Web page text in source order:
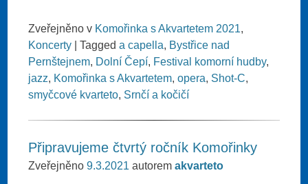
Zveřejněno v Komořinka s Akvartetem 2021,
Koncerty
|Taggeda capella, Bystřice nad
Pernštejnem, Dolní Čepí, Festival komorní hudby,
jazz, Komořinka s Akvartetem,opera, Shot-C,
smyčcové kvarteto, Srnčí a kočičí
Připravujeme čtvrtý ročník Komořinky
Zveřejněno9.3.2021 autoremakvarteto